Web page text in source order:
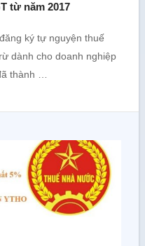
từ năm 2017
ký tự nguyện thuế
dành cho doanh nghiệp
thành …